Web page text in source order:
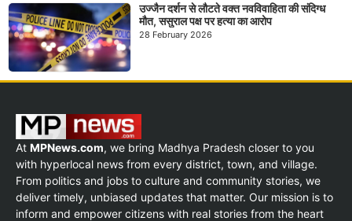
उज्जैन दर्शन से लौटते वक्त नवविवाहिता की संदिग्ध
मौत, ससुराल पक्ष पर हत्या का आरोप
28 February 2026
At MPNews.com, we bring Madhya Pradesh closer to you
with hyperlocal news from every district, town, and village.
From politics and jobs to culture and community stories, we
deliver timely, unbiased updates that matter. Our mission is to
inform and empower citizens with real stories from the heart